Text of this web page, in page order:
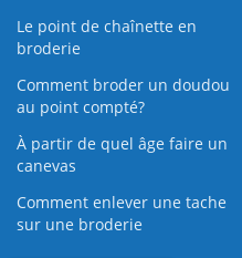
Le point de chaînette en
broderie
Comment broder un doudou
au point compté?
À partir de quel âge faire un
canevas
Comment enlever une tache
sur une broderie